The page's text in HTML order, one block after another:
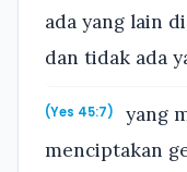
ada yang lain
dan tidak ada
(Yes 45:7)
yang
menciptakan